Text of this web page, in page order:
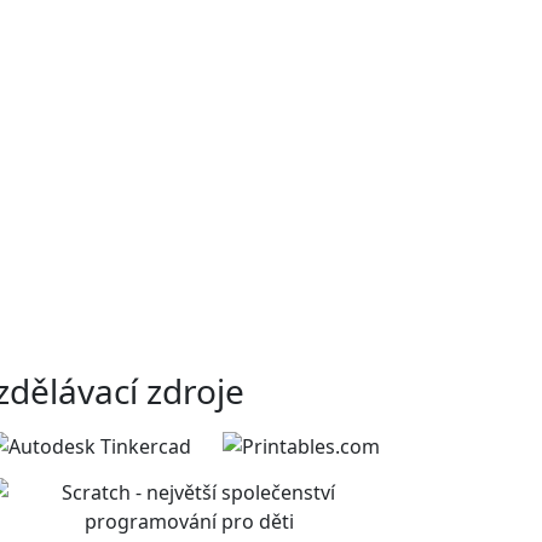
zdroje